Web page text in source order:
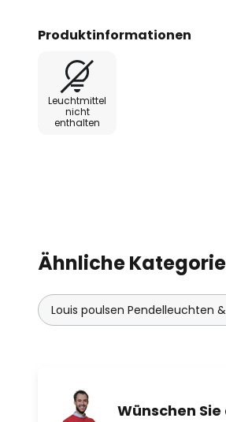
flexibel
Produktinformationen
Leuchtmittel
nicht
enthalten
Ähnliche
Louis poulsen Pendelleuchten
Wünschen